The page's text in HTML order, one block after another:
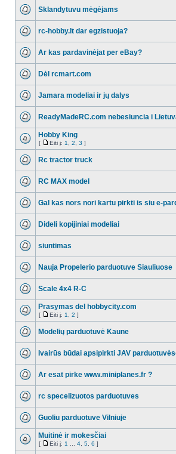
Sklandytuvu mėgėjams
rc-hobby.lt dar egzistuoja?
Ar kas pardavinėjat per eBay?
Dėl rcmart.com
Jamara modeliai ir jų dalys
ReadyMadeRC.com nebesiuncia i
Hobby King
[ Eiti į: 1 2 3 ]
Rc tractor truck
RC MAX model
Gal kas nors nori kartu pirkti is siu e-
Dideli kopijiniai modeliai
siuntimas
Nauja Propelerio parduotuve Siauliuose
Scale 4x4 R-C
Prasymas del hobbycity.com
[ Eiti į: 1 2 ]
Modelių parduotuvė Kaune
Ivairūs būdai apsipirkti JAV
Ar esat pirke www.miniplanes.fr ?
rc specelizuotos parduotuves
Guoliu parduotuve Vilniuje
Muitinė ir mokesčiai
[ Eiti į: 1 4 5 6 ]